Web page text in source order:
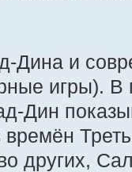
Дина и
игры). В
Дин
других,